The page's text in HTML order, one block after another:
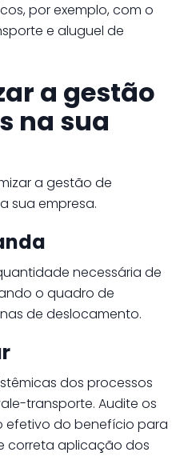
por exemplo, com o
e aluguel de
a gestão
na sua
a gestão de
sua empresa.
necessária de
o quadro de
de deslocamento.
dos processos
transporte. Audite os
efetivo do benefício para
correta aplicação dos